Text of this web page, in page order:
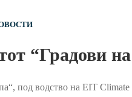
“Градови
под водство на EIT